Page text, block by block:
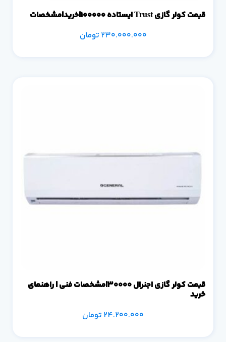
قیمت کولر گازی Trust ایستاده 100000|خرید|مشخصات
230.000.000تومان
قیمت کولر گازی اجنرال 30000|مشخصات فنی | راهنمای
24.200.000تومان